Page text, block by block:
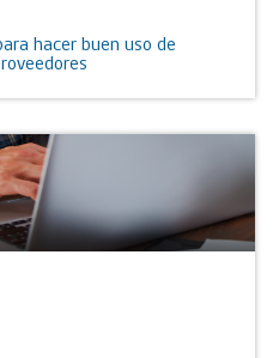
hacer buen uso de